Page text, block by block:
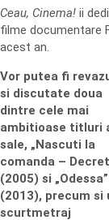
Ceau, Cinema! ii
filme documentare
acest an.
Vor putea fi
si discutate doua
dintre cele mai
ambitioase titluri
sale, „Nascuti la
comanda –
(2005) si „Odessa”
(2013), precum si
scurtmetraj